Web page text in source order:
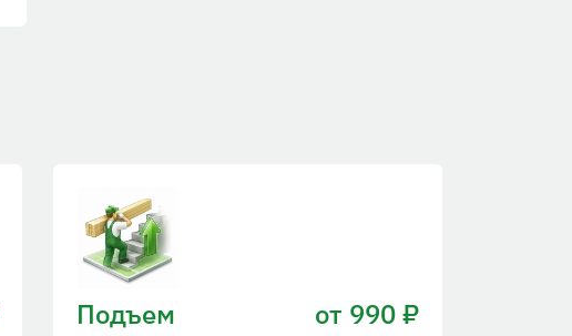
Подъем от 990 ₽